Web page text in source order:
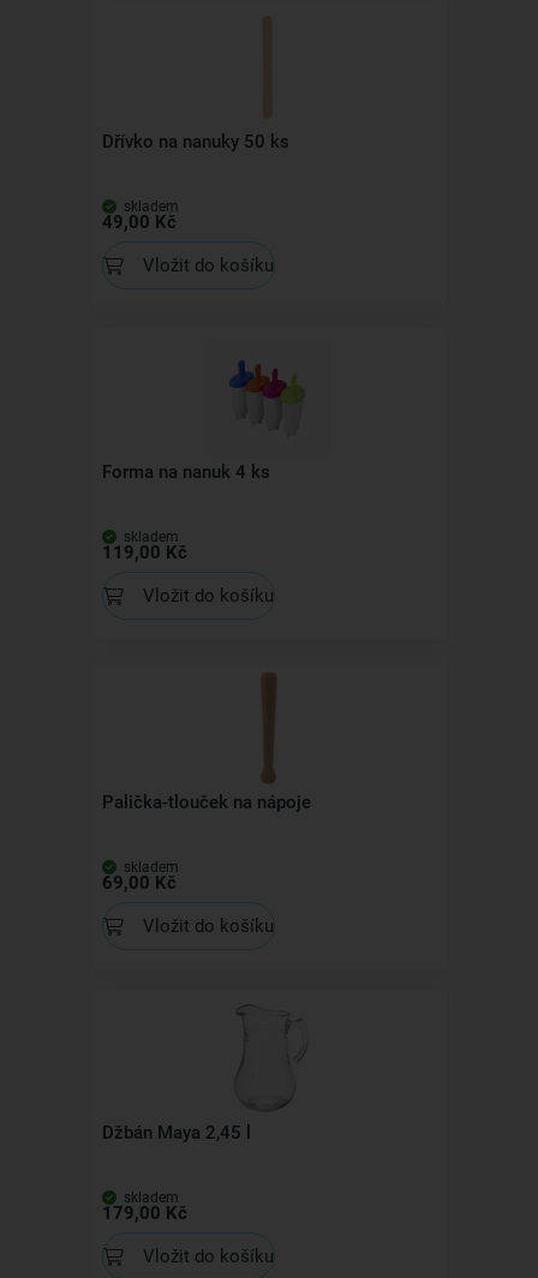
Dřívko na nanuky 50 ks
skladem
49,00 Kč
Vložit do košíku
Forma na nanuk 4 ks
skladem
119,00 Kč
Vložit do košíku
Palička-tlouček na nápoje
skladem
69,00 Kč
Vložit do košíku
Džbán Maya 2,45 l
skladem
179,00 Kč
Vložit do košíku